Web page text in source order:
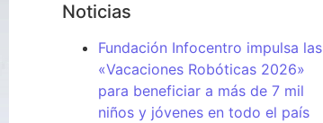
Noticias
Fundación Infocentro impulsa las
«Vacaciones Robóticas 2026»
para beneficiar a más de 7 mil
niños y jóvenes en todo el país